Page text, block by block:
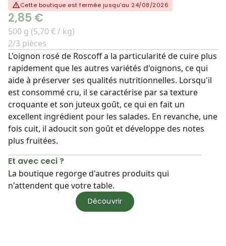
Cette boutique est fermée jusqu'au 24/08/2026
2,85 €
500 g (5,70 € / kg)
2/3 pièces
L'oignon rosé de Roscoff a la particularité de cuire plus
rapidement que les autres variétés d'oignons, ce qui
aide à préserver ses qualités nutritionnelles. Lorsqu'il
est consommé cru, il se caractérise par sa texture
croquante et son juteux goût, ce qui en fait un
excellent ingrédient pour les salades. En revanche, une
fois cuit, il adoucit son goût et développe des notes
plus fruitées.
Et avec ceci ?
La boutique regorge d'autres produits qui
n'attendent que votre table.
Découvrir